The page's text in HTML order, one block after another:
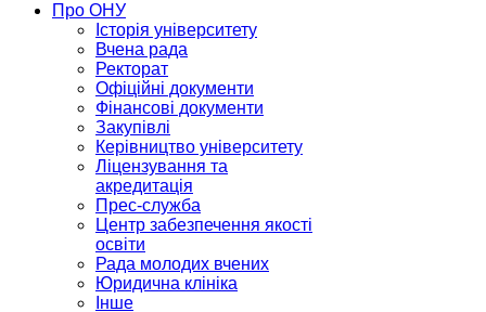
Про ОНУ
Історія університету
Вчена рада
Ректорат
Офіційні документи
Фінансові документи
Закупівлі
Керівництво університету
Ліцензування та
акредитація
Прес-служба
Центр забезпечення якості
освіти
Рада молодих вчених
Юридична клініка
Інше